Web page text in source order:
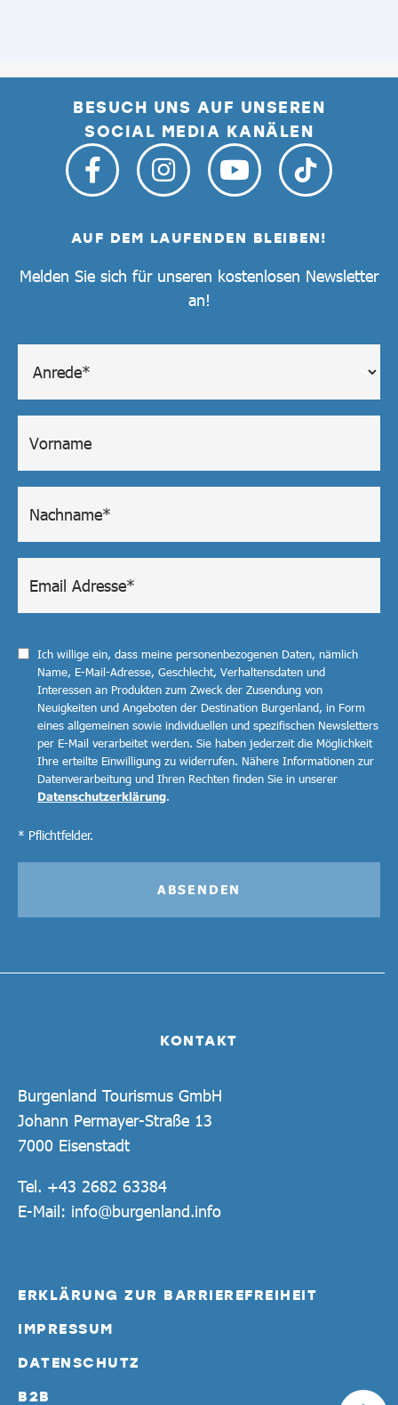
BESUCH UNS AUF UNSEREN
SOCIAL MEDIA KANÄLEN
KONTAKT
Burgenland Tourismus GmbH
Johann Permayer-Straße 13
7000 Eisenstadt
Tel. +43 2682 63384
E-Mail: info@burgenland.info
ERKLÄRUNG ZUR BARRIEREFREIHEIT
IMPRESSUM
DATENSCHUTZ
B2B
AUF DEM LAUFENDEN BLEIBEN!
Melden Sie sich für unseren kostenlosen Newsletter
an!
Ich willige ein, dass meine personenbezogenen Daten, nämlich
Name, E-Mail-Adresse, Geschlecht, Verhaltensdaten und
Interessen an Produkten zum Zweck der Zusendung von
Neuigkeiten und Angeboten der Destination Burgenland, in Form
eines allgemeinen sowie individuellen und spezifischen Newsletters
per E-Mail verarbeitet werden. Sie haben jederzeit die Möglichkeit
Ihre erteilte Einwilligung zu widerrufen. Nähere Informationen zur
Datenverarbeitung und Ihren Rechten finden Sie in unserer
Datenschutzerklärung.
* Pflichtfelder.
ABSENDEN